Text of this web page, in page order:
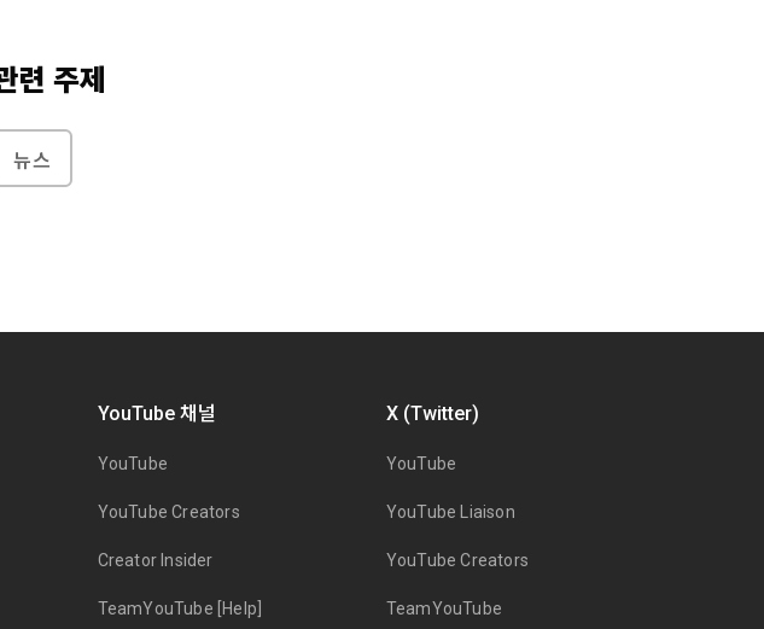
련 주제
뉴스
YouTube 채널
YouTube
YouTube Creators
Creator Insider
TeamYouTube [Help]
X (Twitter)
YouTube
YouTube Liaison
YouTube Creators
TeamYouTube